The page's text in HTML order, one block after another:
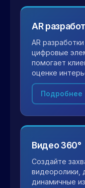
AR
AR
цифровые
помогает
оценке
Подробнее
Видео 360°
Создайте
динамичные